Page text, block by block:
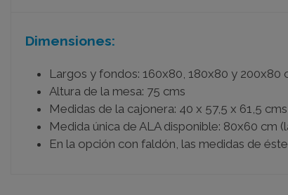
Dimensiones:
Largos y fondos: 160x80, 180x80 y 200x80
Altura de la mesa: 75 cms
Medidas de la cajonera: 40 x 57,5 x 61,5
Medida única de ALA disponible: 80x60 cm
En la opción con faldón, las medidas de